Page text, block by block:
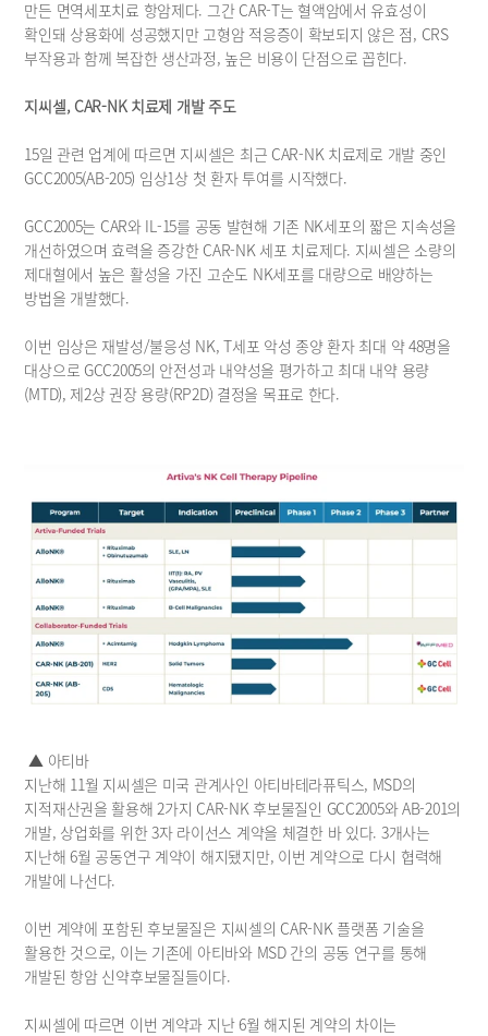
만든 면역세포치료 항암제다. 그간 CAR-T는 혈액암에서 유효성이
확인돼 상용화에 성공했지만 고형암 적응증이 확보되지 않은 점, CRS
부작용과 함께 복잡한 생산과정, 높은 비용이 단점으로 꼽힌다.
지씨셀, CAR-NK 치료제 개발 주도
15일 관련 업계에 따르면 지씨셀은 최근 CAR-NK 치료제로 개발 중인
GCC2005(AB-205) 임상1상 첫 환자 투여를 시작했다.
GCC2005는 CAR와 IL-15를 공동 발현해 기존 NK세포의 짧은 지속성을
개선하였으며 효력을 증강한 CAR-NK 세포 치료제다. 지씨셀은 소량의
제대혈에서 높은 활성을 가진 고순도 NK세포를 대량으로 배양하는
방법을 개발했다.
이번 임상은 재발성/불응성 NK, T세포 악성 종양 환자 최대 약 48명을
대상으로 GCC2005의 안전성과 내약성을 평가하고 최대 내약 용량
(MTD), 제2상 권장 용량(RP2D) 결정을 목표로 한다.
▲ 아티바
지난해 11월 지씨셀은 미국 관계사인 아티바테라퓨틱스, MSD의
지적재산권을 활용해 2가지 CAR-NK 후보물질인 GCC2005와 AB-201의
개발, 상업화를 위한 3자 라이선스 계약을 체결한 바 있다. 3개사는
지난해 6월 공동연구 계약이 해지됐지만, 이번 계약으로 다시 협력해
개발에 나선다.
이번 계약에 포함된 후보물질은 지씨셀의 CAR-NK 플랫폼 기술을
활용한 것으로, 이는 기존에 아티바와 MSD 간의 공동 연구를 통해
개발된 항암 신약후보물질들이다.
지씨셀에 따르면 이번 계약과 지난 6월 해지된 계약의 차이는